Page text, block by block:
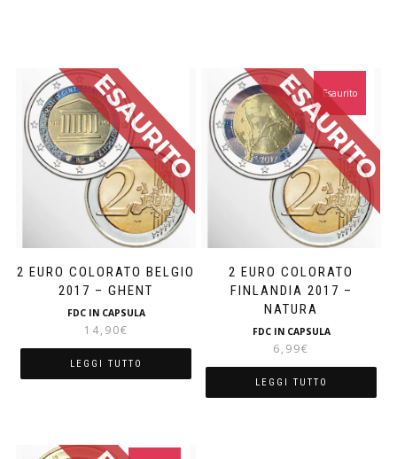
2 EURO COLORATO BELGIO
2017 – GHENT
FDC IN CAPSULA
14,90€
LEGGI TUTTO
2 EURO COLORATO
FINLANDIA 2017 –
NATURA
FDC IN CAPSULA
6,99€
Esaurito
LEGGI TUTTO